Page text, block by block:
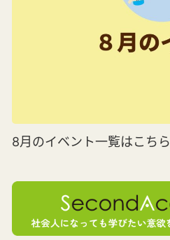
8月のイベント一覧はこちら